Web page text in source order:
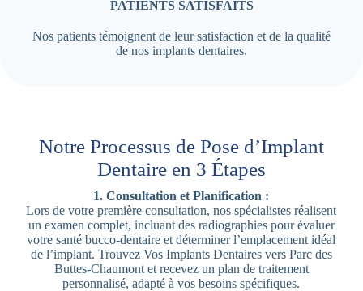
PATIENTS SATISFAITS
Nos patients témoignent de leur satisfaction et de la qualité
de nos implants dentaires.
Notre Processus de Pose d’Implant
Dentaire en 3 Étapes
1. Consultation et Planification :
Lors de votre première consultation, nos spécialistes réalisent
un examen complet, incluant des radiographies pour évaluer
votre santé bucco-dentaire et déterminer l’emplacement idéal
de l’implant. Trouvez Vos Implants Dentaires vers Parc des
Buttes-Chaumont et recevez un plan de traitement
personnalisé, adapté à vos besoins spécifiques.